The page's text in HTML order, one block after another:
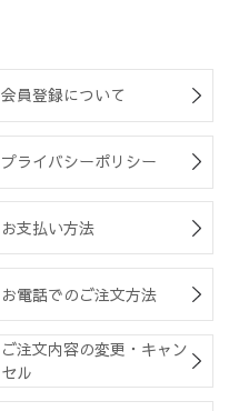
会員登録について
プライバシーポリシー
お支払い方法
お電話でのご注文方法
ご注文内容の変更・キャン
セル